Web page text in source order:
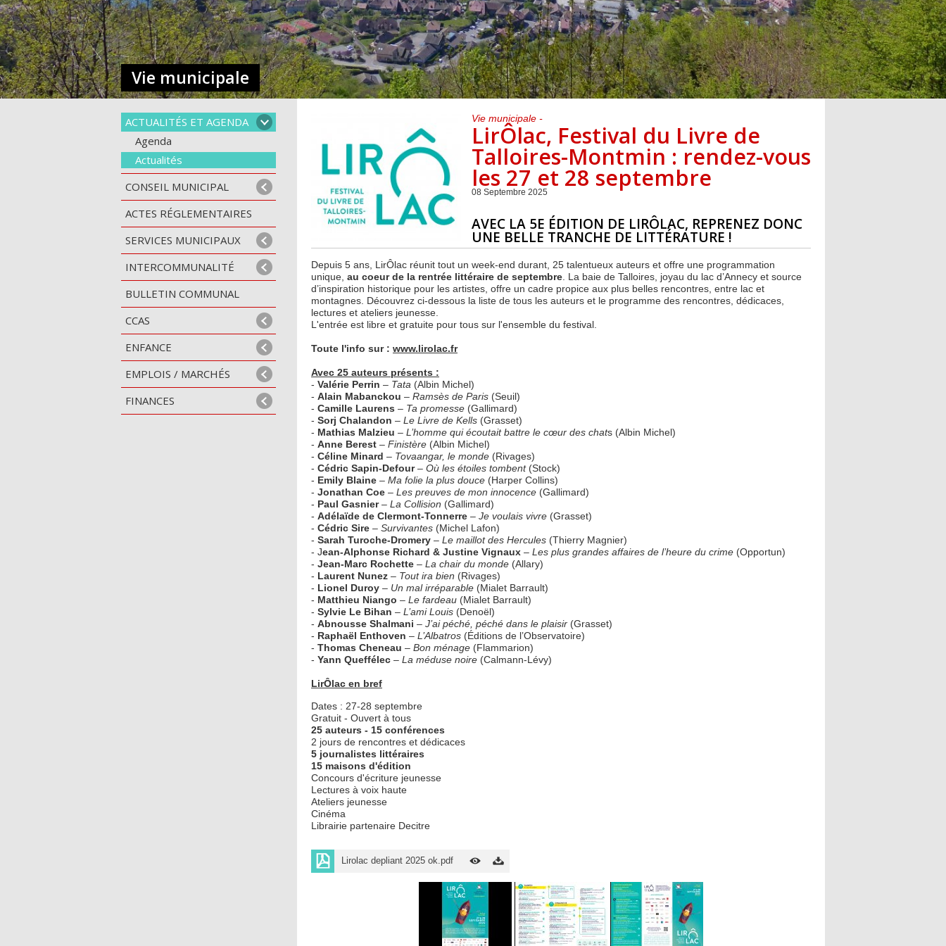
Centre de loisirs et
périscolaire
Mercredis
périscolaire
Vacances scolaires
Subventions
ACTUALITÉS ET AGENDA
Agenda
Actualités
CONSEIL MUNICIPAL
ACTES RÉGLEMENTAIRES
SERVICES MUNICIPAUX
INTERCOMMUNALITÉ
BULLETIN COMMUNAL
CCAS
ENFANCE
EMPLOIS / MARCHÉS
FINANCES
Vie municipale
Vie municipale -
LirÔlac, Festival du Livre de
Talloires-Montmin : rendez-vous
les 27 et 28 septembre
08 Septembre 2025
AVEC LA 5E ÉDITION DE LIRÔLAC, REPRENEZ DONC
UNE BELLE TRANCHE DE LITTÉRATURE !
Depuis 5 ans, LirÔlac réunit tout un week-end durant, 25 talentueux auteurs et offre une programmation
unique, au coeur de la rentrée littéraire de septembre. La baie de Talloires, joyau du lac d’Annecy et source
d’inspiration historique pour les artistes, offre un cadre propice aux plus belles rencontres, entre lac et
montagnes. Découvrez ci-dessous la liste de tous les auteurs et le programme des rencontres, dédicaces,
lectures et ateliers jeunesse.
L'entrée est libre et gratuite pour tous sur l'ensemble du festival.
Toute l'info sur : www.lirolac.fr
Avec 25 auteurs présents :
- Valérie Perrin – Tata (Albin Michel)
- Alain Mabanckou – Ramsès de Paris (Seuil)
- Camille Laurens – Ta promesse (Gallimard)
- Sorj Chalandon – Le Livre de Kells (Grasset)
- Mathias Malzieu – L’homme qui écoutait battre le cœur des chats (Albin Michel)
- Anne Berest – Finistère (Albin Michel)
- Céline Minard – Tovaangar, le monde (Rivages)
- Cédric Sapin-Defour– Où les étoiles tombent(Stock)
- Emily Blaine – Ma folie la plus douce (Harper Collins)
- Jonathan Coe – Les preuves de mon innocence (Gallimard)
- Paul Gasnier – La Collision (Gallimard)
- Adélaïde de Clermont-Tonnerre – Je voulais vivre (Grasset)
- Cédric Sire – Survivantes (Michel Lafon)
- Sarah Turoche-Dromery – Le maillot des Hercules (Thierry Magnier)
- Jean-Alphonse Richard & Justine Vignaux – Les plus grandes affaires de l’heure du crime (Opportun)
- Jean-Marc Rochette – La chair du monde (Allary)
- Laurent Nunez – Tout ira bien (Rivages)
- Lionel Duroy – Un mal irréparable (Mialet Barrault)
- Matthieu Niango – Le fardeau (Mialet Barrault)
- Sylvie Le Bihan – L’ami Louis (Denoël)
- Abnousse Shalmani – J’ai péché, péché dans le plaisir (Grasset)
- Raphaël Enthoven – L’Albatros (Éditions de l’Observatoire)
- Thomas Cheneau – Bon ménage (Flammarion)
- Yann Queffélec – La méduse noire (Calmann-Lévy)
LirÔlac en bref
Dates : 27-28 septembre
Gratuit - Ouvert à tous
25 auteurs - 15 conférences
2 jours de rencontres et dédicaces
5 journalistes littéraires
15 maisons d'édition
Concours d'écriture jeunesse
Lectures à voix haute
Ateliers jeunesse
Cinéma
Librairie partenaire Decitre
Lirolac depliant 2025 ok.pdf